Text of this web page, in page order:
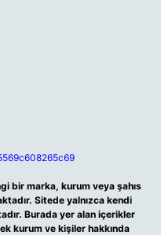
bir marka, kurum veya şahıs
Sitede yalnızca kendi
Burada yer alan içerikler
kurum ve kişiler hakkında